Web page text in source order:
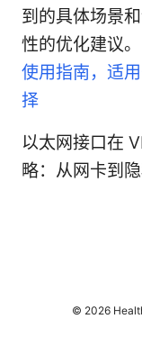
到的具体场景
性的优化建议。
使用指南，适
择
以太网接口在
略：从网卡到
© 2026